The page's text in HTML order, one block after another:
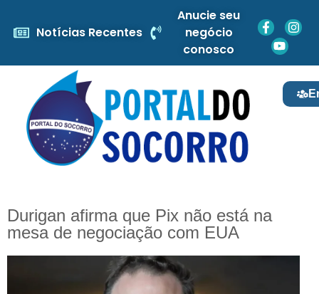
Notícias Recentes
Anucie seu
negócio
conosco
Durigan afirma que Pix não está na
mesa de negociação com EUA